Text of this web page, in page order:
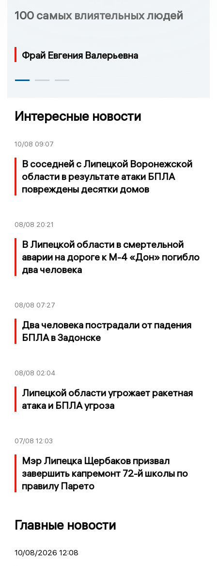
100 самых влиятельных людей
Фрай Евгения Валерьевна
Интересные новости
10/08 09:07
В соседней с Липецкой Воронежской
области в результате атаки БПЛА
повреждены десятки домов
08/08 20:21
В Липецкой области в смертельной
аварии на дороге к М-4 «Дон» погибло
два человека
08/08 07:27
Два человека пострадали от падения
БПЛА в Задонске
08/08 02:04
Липецкой области угрожает ракетная
атака и БПЛА угроза
07/08 12:03
Мэр Липецка Щербаков призвал
завершить капремонт 72-й школы по
правилу Парето
Главные новости
10/08/2026 12:08